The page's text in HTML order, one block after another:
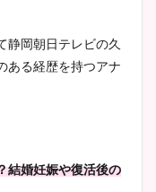
静岡朝日テレビの久
ある経歴を持つアナ
結婚妊娠や復活後の